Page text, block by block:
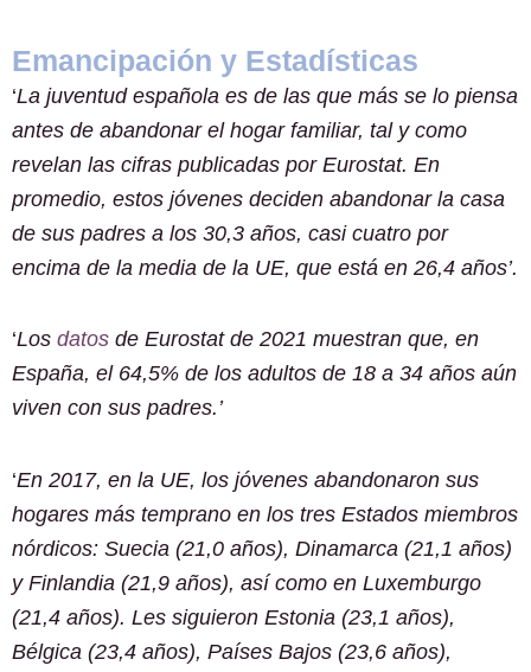
Emancipación y Estadísticas
‘La juventud española es de las que más se lo piensa
antes de abandonar el hogar familiar, tal y como
revelan las cifras publicadas por Eurostat. En
promedio, estos jóvenes deciden abandonar la casa
de sus padres a los 30,3 años, casi cuatro por
encima de la media de la UE, que está en 26,4 años’.
‘Los datos de Eurostat de 2021 muestran que, en
España, el 64,5% de los adultos de 18 a 34 años aún
viven con sus padres.’
‘En 2017, en la UE, los jóvenes abandonaron sus
hogares más temprano en los tres Estados miembros
nórdicos: Suecia (21,0 años), Dinamarca (21,1 años)
y Finlandia (21,9 años), así como en Luxemburgo
(21,4 años). Les siguieron Estonia (23,1 años),
Bélgica (23,4 años), Países Bajos (23,6 años),